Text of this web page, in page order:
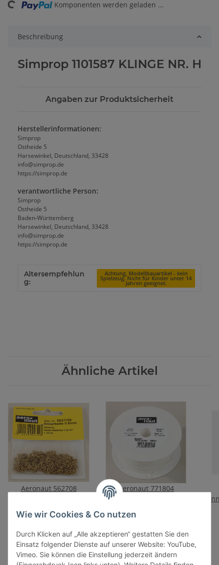
Komponenten werden geladen ...
Beschreibung
Simprop 1101587 KLINGE NR. H
Angaben zur Produktsicherheit
Herstellerinformationen:
Simprop
Ostheide 5
Harsewinkel, Deutschland, 33428
info@simprop.de
https://simprop.de
verantwortliche Person:
Simprop
Ostheide 5
Baden-Württemberg
Harsewinkel, Deutschland, 33428
info@simprop.de
https://simprop.de
Altersempfehlun
g:
Achtung, Modellbauartikel - kein
Spielzeug. Nicht für Kinder unter 14
Jahren geeignet.
Ähnliche Artikel
Aeronaut 562708
6,20 €
Aeronaut 771804
Takelgarn 1.0w/20m
Wie wir Cookies & Co nutzen
Durch Klicken auf „Alle akzeptieren“ gestatten Sie den
Einsatz folgender Dienste auf unserer Website: YouTube,
Vimeo. Sie können die Einstellung jederzeit ändern